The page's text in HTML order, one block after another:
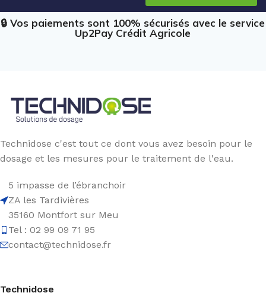
🔒 Vos paiements sont 100% sécurisés avec le service
Up2Pay Crédit Agricole
Technidose c'est tout ce dont vous avez besoin pour le
dosage et les mesures pour le traitement de l'eau.
5 impasse de l’ébranchoir
ZA les Tardivières
35160 Montfort sur Meu
Tel : 02 99 09 71 95
contact@technidose.fr
Technidose